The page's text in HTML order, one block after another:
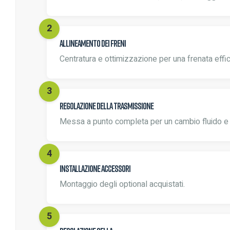
Allineamento dei freni
Centratura e ottimizzazione per una frenata
Regolazione della trasmissione
Messa a punto completa per un cambio fluido
Installazione accessori
Montaggio degli optional acquistati.